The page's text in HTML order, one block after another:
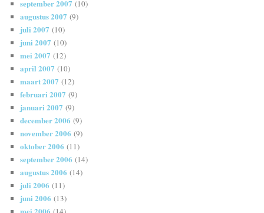
september 2007 (10)
augustus 2007 (9)
juli 2007 (10)
juni 2007 (10)
mei 2007 (12)
april 2007 (10)
maart 2007 (12)
februari 2007 (9)
januari 2007 (9)
december 2006 (9)
november 2006 (9)
oktober 2006 (11)
september 2006 (14)
augustus 2006 (14)
juli 2006 (11)
juni 2006 (13)
mei 2006